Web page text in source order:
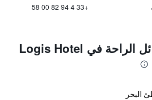
+33 4 94 82 00 58
المزايا ووسائل الراحة في Logis Hotel
البحر